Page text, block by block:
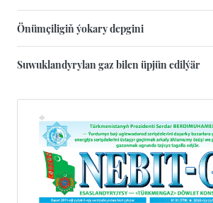
Önümçiligiň ýokary depgini
Suwuklandyrylan gaz bilen üpjün edilýär